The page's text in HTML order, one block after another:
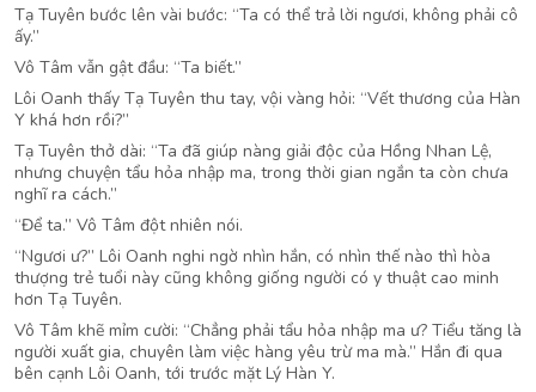
Tạ Tuyên bước lên vài bước: “Ta có thể trả lời ngươi, không phải cô
ấy.”
Vô Tâm vẫn gật đầu: “Ta biết.”
Lôi Oanh thấy Tạ Tuyên thu tay, vội vàng hỏi: “Vết thương của Hàn
Y khá hơn rồi?”
Tạ Tuyên thở dài: “Ta đã giúp nàng giải độc của Hồng Nhan Lệ,
nhưng chuyện tẩu hỏa nhập ma, trong thời gian ngắn ta còn chưa
nghĩ ra cách.”
“Để ta.” Vô Tâm đột nhiên nói.
“Ngươi ư?” Lôi Oanh nghi ngờ nhìn hắn, có nhìn thế nào thì hòa
thượng trẻ tuổi này cũng không giống người có y thuật cao minh
hơn Tạ Tuyên.
Vô Tâm khẽ mỉm cười: “Chẳng phải tẩu hỏa nhập ma ư? Tiểu tăng là
người xuất gia, chuyên làm việc hàng yêu trừ ma mà.” Hắn đi qua
bên cạnh Lôi Oanh, tới trước mặt Lý Hàn Y.